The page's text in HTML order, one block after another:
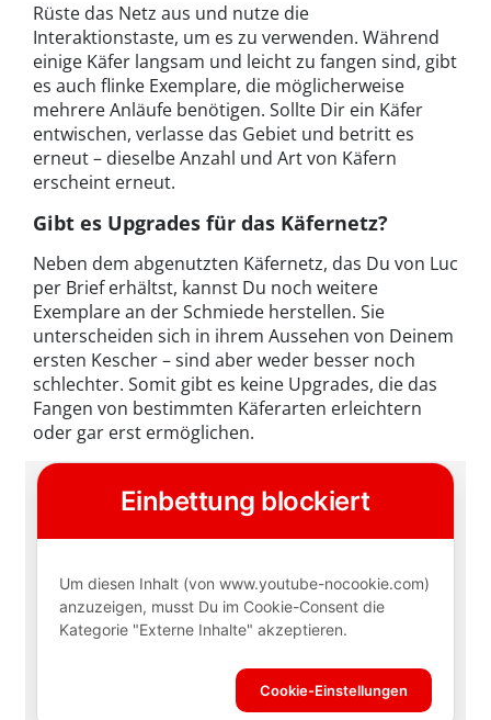
Rüste das Netz aus und nutze die
Interaktionstaste, um es zu verwenden. Während
einige Käfer langsam und leicht zu fangen sind, gibt
es auch flinke Exemplare, die möglicherweise
mehrere Anläufe benötigen. Sollte Dir ein Käfer
entwischen, verlasse das Gebiet und betritt es
erneut – dieselbe Anzahl und Art von Käfern
erscheint erneut.
Gibt es Upgrades für das Käfernetz?
Neben dem abgenutzten Käfernetz, das Du von Luc
per Brief erhältst, kannst Du noch weitere
Exemplare an der Schmiede herstellen. Sie
unterscheiden sich in ihrem Aussehen von Deinem
ersten Kescher – sind aber weder besser noch
schlechter. Somit gibt es keine Upgrades, die das
Fangen von bestimmten Käferarten erleichtern
oder gar erst ermöglichen.